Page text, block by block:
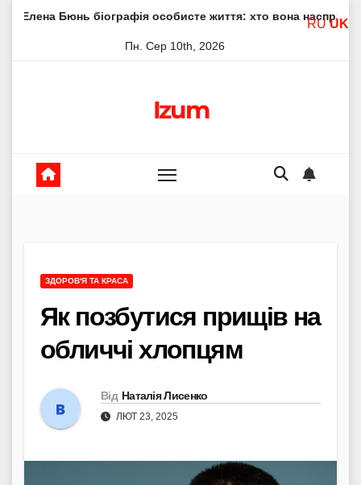
Skipбіографія особисте життя: хто вона насправді Елена
Пн. Сер 10th, 2026
Izum
ЗДОРОВ'Я ТА КРАСА
Як позбутися прищів на
обличчі хлопцям
Від Наталія Лисенко
ЛЮТ 23, 2025
RU UK